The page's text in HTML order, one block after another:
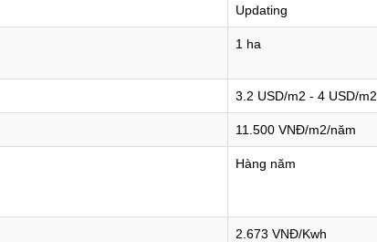
Updating
1 ha
3.2 USD/m2 - 4 USD/m2
11.500 VNĐ/m2/năm
Hàng năm
2.673 VNĐ/Kwh